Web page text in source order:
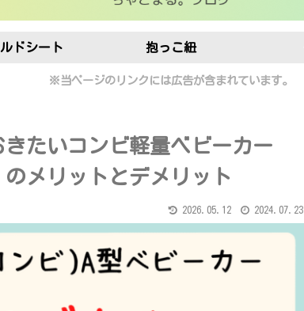
ドシート 抱っこ紐
※当ページのリンクには広告が含まれています。
たいコンビ軽量ベビーカー
のメリットとデメリット
2026.05.12 2024.07.23